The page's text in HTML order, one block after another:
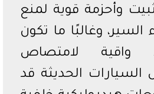
وأحزمة قوية لمنع
السير، وغالبًا ما تكون
واقية لامتصاص
الحديثة قد